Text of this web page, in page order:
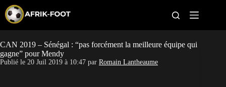
p
o
c
o
CAN féminine
CAN 2019 – Sénégal : “pas forcément la meilleure équipe qui
gagne” pour Mendy
Publié le 20 Juil 2019 à 10:47 par Romain Lantheaume